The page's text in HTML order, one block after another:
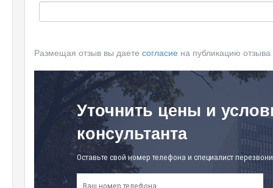
Размещая отзыв вы даете согласие на публикацию отзыва
Уточнить цены и
консультанта
Оставьте свой номер телефона и специалист